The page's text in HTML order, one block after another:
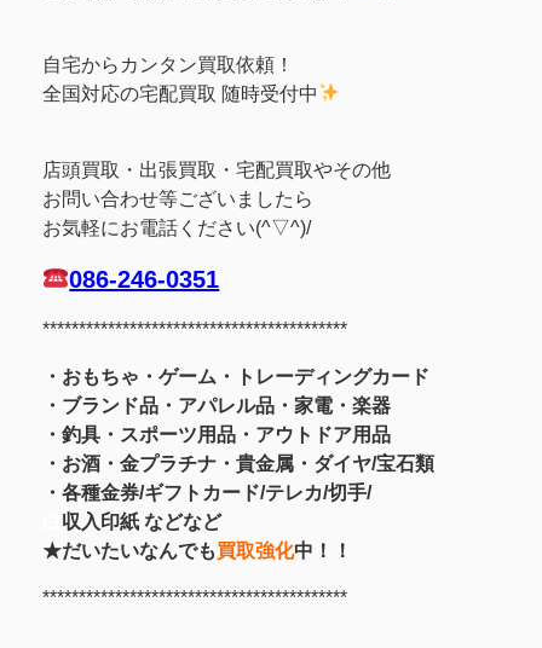
自宅からカンタン買取依頼！
全国対応の宅配買取 随時受付中
店頭買取・出張買取・宅配買取やその他
お問い合わせ等ございましたら
お気軽にお電話ください(^▽^)/
086-246-0351
******************************************
・おもちゃ・ゲーム・トレーディングカード
・ブランド品・アパレル品・家電・楽器
・釣具・スポーツ用品・アウトドア用品
・お酒・金プラチナ・貴金属・ ダイヤ/宝石類
・各種金券/ギフトカード/テレカ/切手/
収入印紙 などなど
★だいたいなんでも買取強化中！！
******************************************